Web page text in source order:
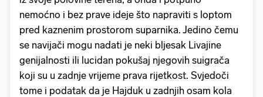
nemoćno i bez prave ideje što napraviti s loptom
pred kaznenim prostorom suparnika. Jedino čemu
se navijači mogu nadati je neki bljesak Livajine
genijalnosti ili lucidan pokušaj njegovih suigrača
koji su u zadnje vrijeme prava rijetkost. Svjedoči
tome i podatak da je Hajduk u zadnjih osam kola